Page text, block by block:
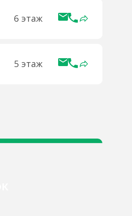
6 этаж
5 этаж